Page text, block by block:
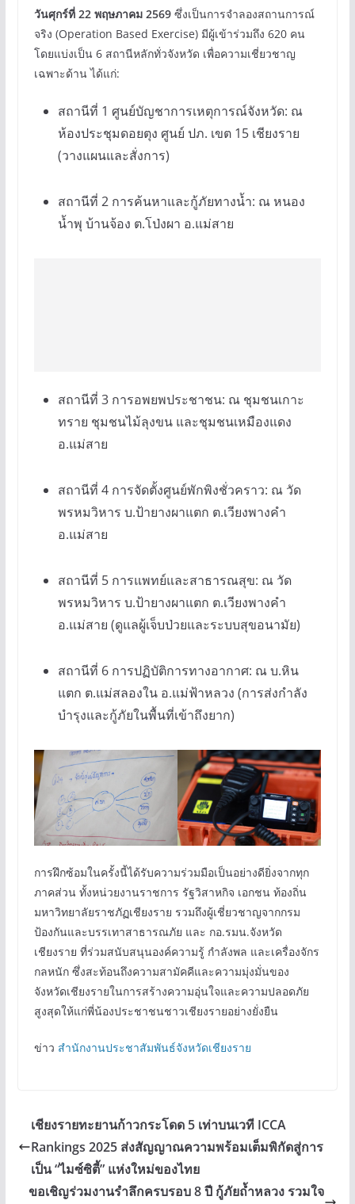
วันศุกร์ที่ 22 พฤษภาคม 2569ซึ่งเป็นการจำลองสถานการณ์
จริง (Operation Based Exercise) มีผู้เข้าร่วมถึง 620 คน
โดยแบ่งเป็น 6 สถานีหลักทั่วจังหวัด เพื่อความเชี่ยวชาญ
เฉพาะด้าน ได้แก่:
สถานีที่ 1 ศูนย์บัญชาการเหตุการณ์จังหวัด: ณ
ห้องประชุมดอยตุง ศูนย์ ปภ. เขต 15 เชียงราย
(วางแผนและสั่งการ)
สถานีที่ 2 การค้นหาและกู้ภัยทางน้ำ: ณ หนอง
น้ำพุ บ้านจ้อง ต.โป่งผา อ.แม่สาย
สถานีที่ 3 การอพยพประชาชน: ณ ชุมชนเกาะ
ทราย ชุมชนไม้ลุงขน และชุมชนเหมืองแดง
อ.แม่สาย
สถานีที่ 4 การจัดตั้งศูนย์พักพิงชั่วคราว: ณ วัด
พรหมวิหาร บ.ป้ายางผาแตก ต.เวียงพางคำ
อ.แม่สาย
สถานีที่ 5 การแพทย์และสาธารณสุข: ณ วัด
พรหมวิหาร บ.ป้ายางผาแตก ต.เวียงพางคำ
อ.แม่สาย (ดูแลผู้เจ็บป่วยและระบบสุขอนามัย)
สถานีที่ 6 การปฏิบัติการทางอากาศ: ณ บ.หิน
แตก ต.แม่สลองใน อ.แม่ฟ้าหลวง (การส่งกำลัง
บำรุงและกู้ภัยในพื้นที่เข้าถึงยาก)
การฝึกซ้อมในครั้งนี้ได้รับความร่วมมือเป็นอย่างดียิ่งจากทุก
ภาคส่วน ทั้งหน่วยงานราชการ รัฐวิสาหกิจ เอกชน ท้องถิ่น
มหาวิทยาลัยราชภัฏเชียงราย รวมถึงผู้เชี่ยวชาญจากกรม
ป้องกันและบรรเทาสาธารณภัย และ กอ.รมน.จังหวัด
เชียงราย ที่ร่วมสนับสนุนองค์ความรู้ กำลังพล และเครื่องจักร
กลหนัก ซึ่งสะท้อนถึงความสามัคคีและความมุ่งมั่นของ
จังหวัดเชียงรายในการสร้างความอุ่นใจและความปลอดภัย
สูงสุดให้แก่พี่น้องประชาชนชาวเชียงรายอย่างยั่งยืน
ข่าว สำนักงานประชาสัมพันธ์จังหวัดเชียงราย
เชียงรายทะยานก้าวกระโดด 5 เท่าบนเวที ICCA
Rankings 2025 ส่งสัญญาณความพร้อมเต็มพิกัดสู่การ
เป็น “ไมซ์ซิตี้” แห่งใหม่ของไทย
ขอเชิญร่วมงานรำลึกครบรอบ 8 ปี กู้ภัยถ้ำหลวง รวมใจ